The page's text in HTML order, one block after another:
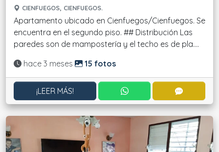
CIENFUEGOS, CIENFUEGOS.
Apartamento ubicado en Cienfuegos/Cienfuegos. Se
encuentra en el segundo piso. ## Distribución Las
paredes son de mampostería y el techo es de pla....
Actualizado:
hace 3 meses 15 fotos
¡LEER MÁS! CONTACTAR POR